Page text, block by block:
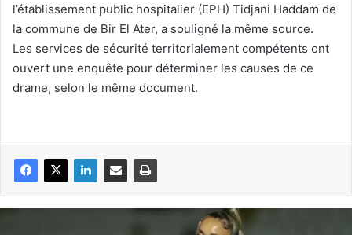
l’établissement public hospitalier (EPH) Tidjani Haddam de
la commune de Bir El Ater, a souligné la même source.
Les services de sécurité territorialement compétents ont
ouvert une enquête pour déterminer les causes de ce
drame, selon le même document.